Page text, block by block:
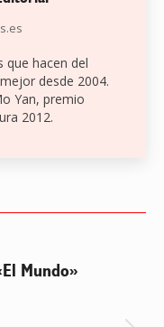
que hacen del
desde 2004.
Yan, premio
2012.
Mundo»